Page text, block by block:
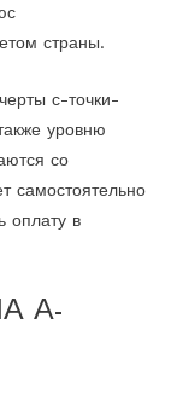
страны.
с-точки-
уровню
со
самостоятельно
оплату в
А-